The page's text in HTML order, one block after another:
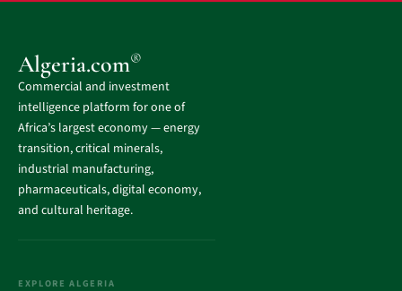
Algeria.com®
Commercial and investment
intelligence platform for one of
Africa’s largest economy — energy
transition, critical minerals,
industrial manufacturing,
pharmaceuticals, digital economy,
and cultural heritage.
EXPLORE ALGERIA